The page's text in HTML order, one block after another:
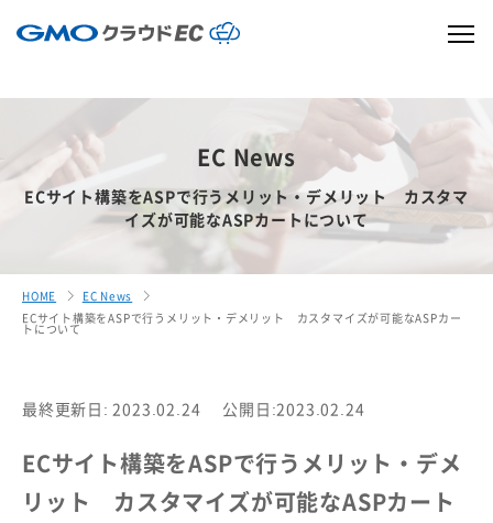
EC News
ECサイト構築をASPで行うメリット・デメリット カスタマ
イズが可能なASPカートについて
HOME
EC News
ECサイト構築をASPで行うメリット・デメリット カスタマイズが可能なASPカー
トについて
最終更新日: 2023.02.24 公開日:2023.02.24
ECサイト構築をASPで行うメリット・デメ
リット カスタマイズが可能なASPカート